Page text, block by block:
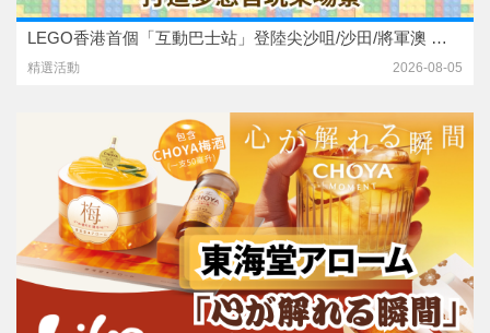
LEGO香港首個「互動巴士站」登陸尖沙咀/沙田/將軍澳 參與互動小遊戲 贏限量夏日禮物
精選活動 2026-08-05